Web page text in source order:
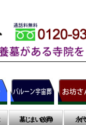
墓じまい(改葬) 永